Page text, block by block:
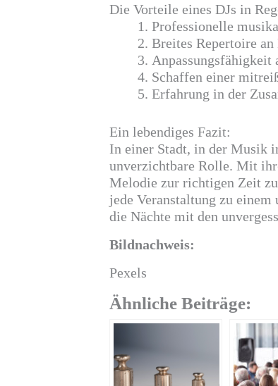
Die Vorteile eines DJs in
Professionelle
Breites Repertoire
Anpassungsfähigkeit
Schaffen einer
Erfahrung in der
Ein lebendiges Fazit:
In einer Stadt, in der Musik
unverzichtbare Rolle. Mit
Melodie zur richtigen Zeit
jede Veranstaltung zu
die Nächte mit den
Bildnachweis:
Pexels
Ähnliche Beiträge: